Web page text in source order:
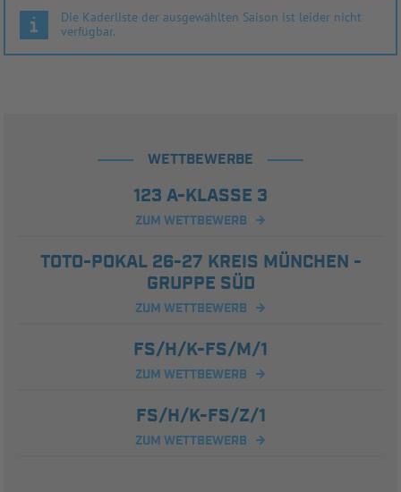
Die Kaderliste der ausgewählten Saison ist leider nicht
verfügbar.
WETTBEWERBE
123 A-KLASSE 3
ZUM WETTBEWERB
TOTO-POKAL 26-27 KREIS MÜNCHEN -
GRUPPE SÜD
ZUM WETTBEWERB
FS/H/K-FS/M/1
ZUM WETTBEWERB
FS/H/K-FS/Z/1
ZUM WETTBEWERB